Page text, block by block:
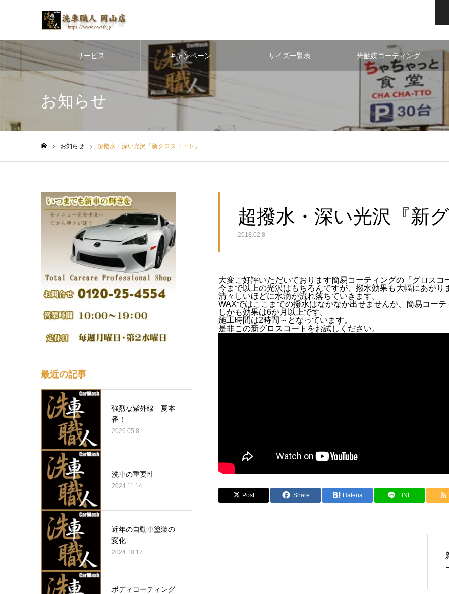
サービス キャンペーン サイズ一覧表 光触媒コーティング
お知らせ
お知らせ 超撥水・深い光沢『新グロスコート』
超撥水・深い光沢『新
2018.02.8
大変ご好評いただいております簡易コーティングの『グロスコ
今まで以上の光沢はもちろんですが、撥水効果も大幅にあがり
清々しいほどに水滴が流れ落ちていきます。
WAXではここまでの撥水はなかなか出せませんが、簡易コーテ
しかも効果は6か月以上です。
施工時間は2時間～となっています。
是非この新グロスコートをお試しください。
Post Share Hatena LINE
最近の記事
強烈な紫外線 夏本
番！
2026.05.8
洗車の重要性
2024.11.14
近年の自動車塗装の
変化
2024.10.17
ボディコーティング